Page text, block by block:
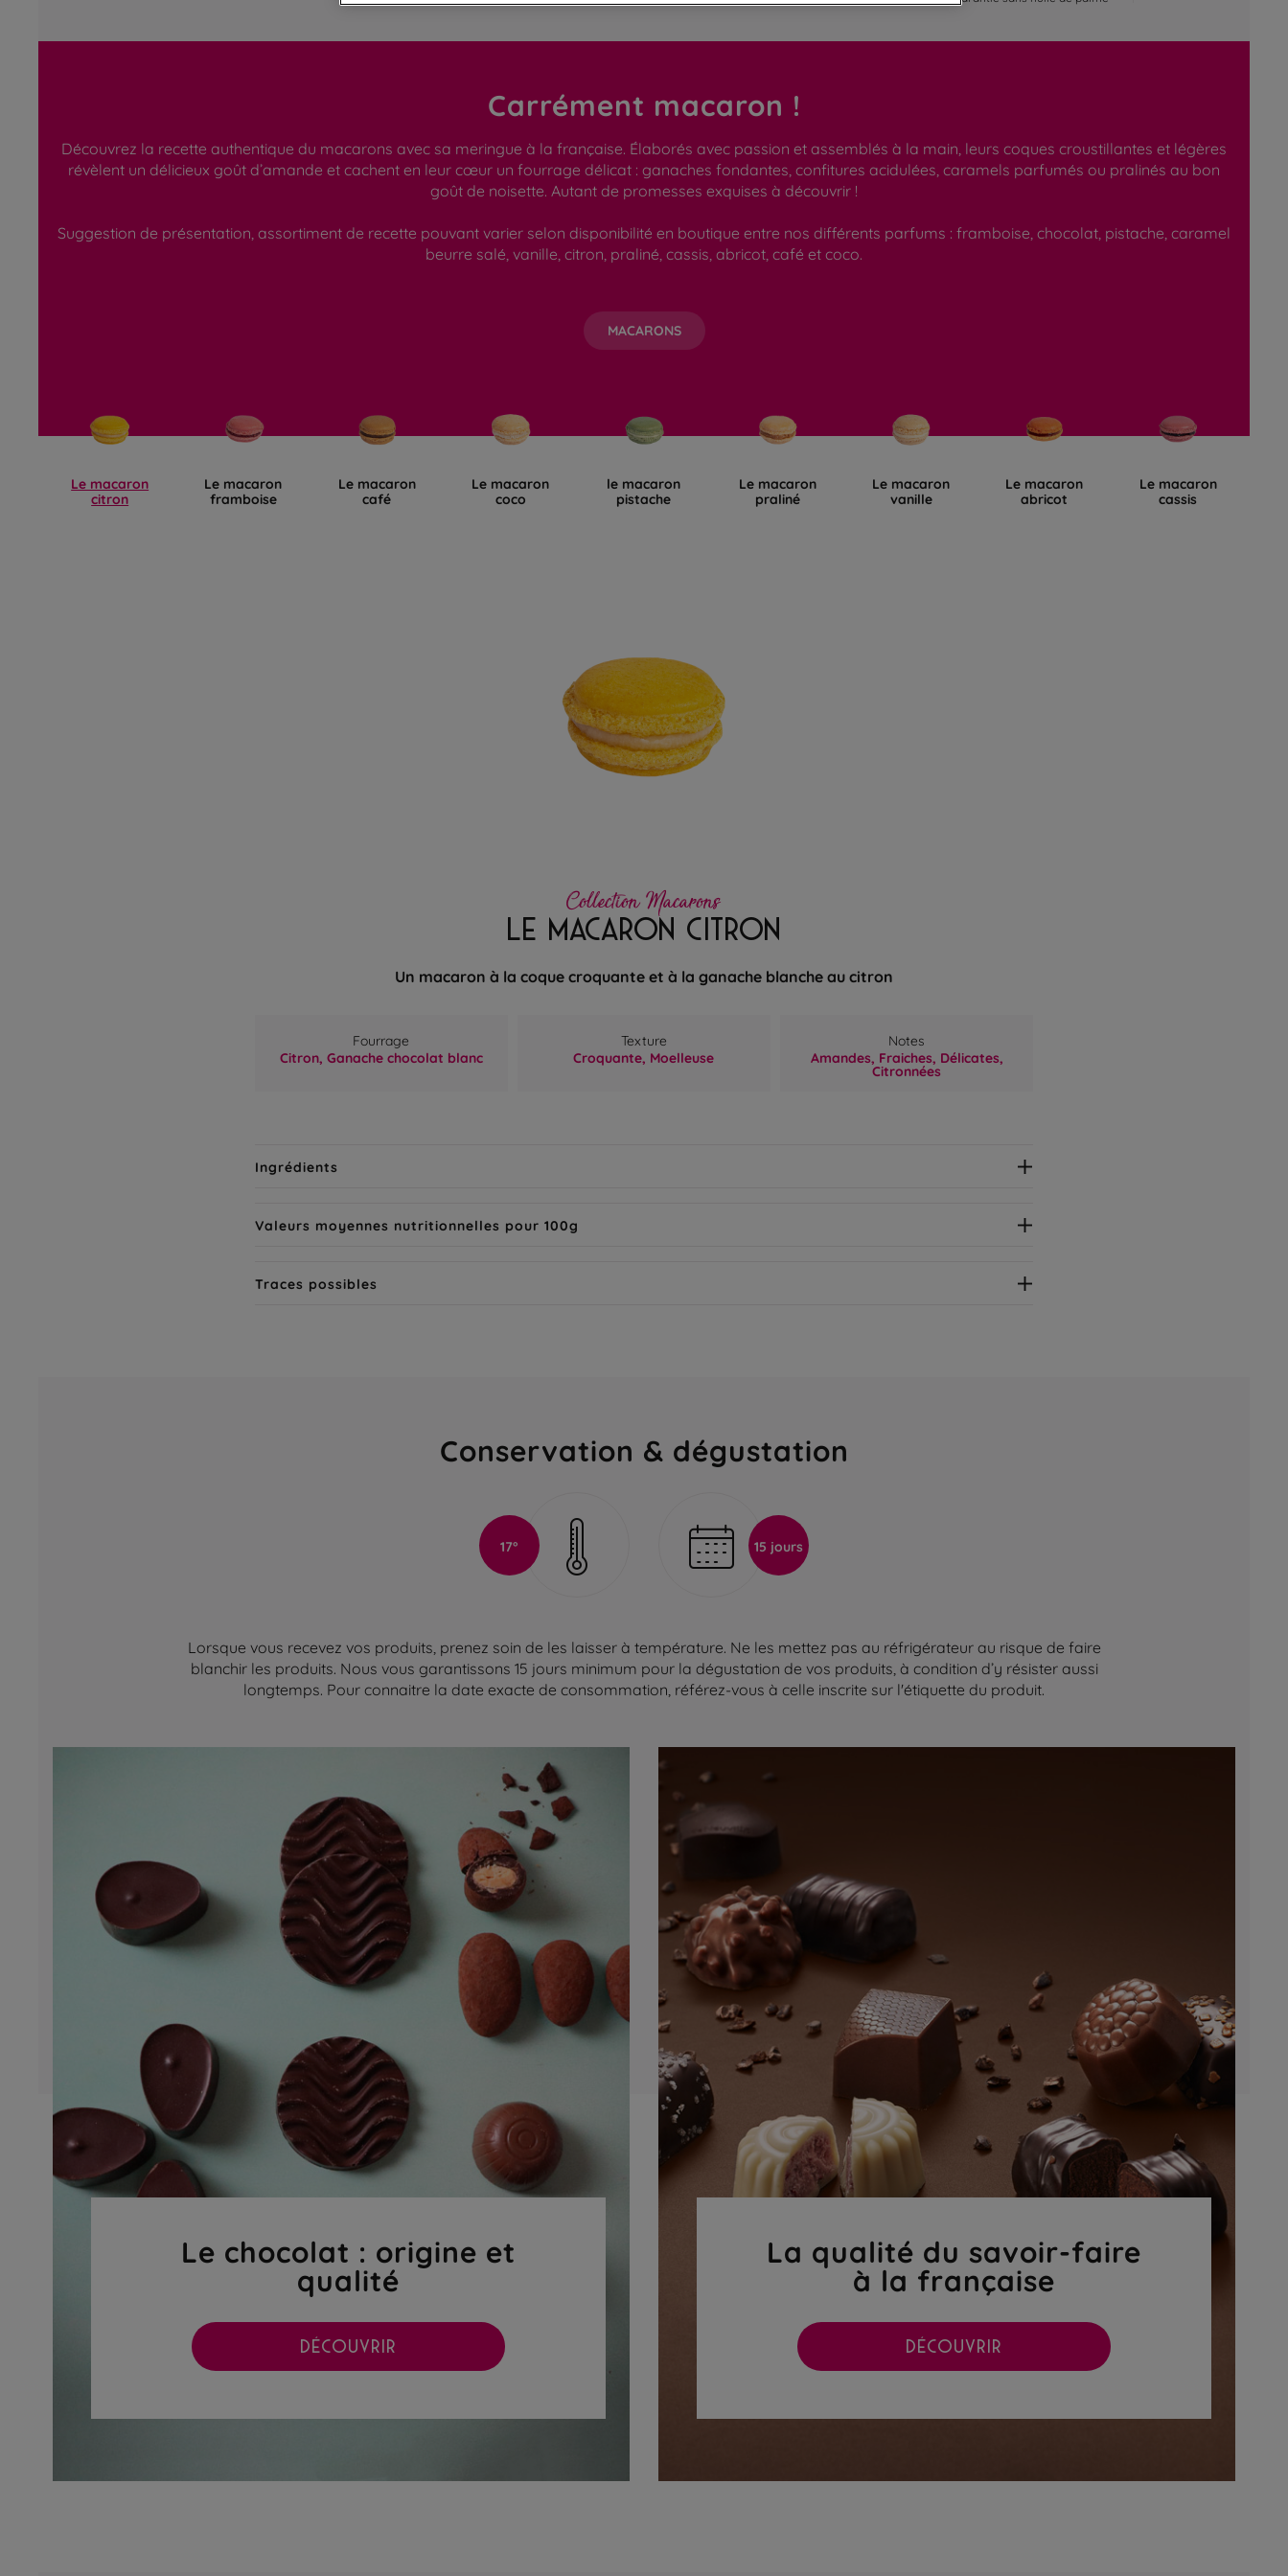
Carrément macaron !
Découvrez la recette authentique du macarons avec sa meringue à la française. Élaborés avec passion et assemblés à la main, leurs coques croustillantes et légères
révèlent un délicieux goût d’amande et cachent en leur cœur un fourrage délicat : ganaches fondantes, confitures acidulées, caramels parfumés ou pralinés au bon
goût de noisette. Autant de promesses exquises à découvrir !
Suggestion de présentation, assortiment de recette pouvant varier selon disponibilité en boutique entre nos différents parfums : framboise, chocolat, pistache, caramel
beurre salé, vanille, citron, praliné, cassis, abricot, café et coco.
MACARONS
Le macaron
citron
Le macaron
framboise
Le macaron
café
Le macaron
coco
le macaron
pistache
Le macaron
praliné
Le macaron
vanille
Le macaron
abricot
Le macaron
cassis
Collection Macarons
LE MACARON CITRON
Un macaron à la coque croquante et à la ganache blanche au citron
Fourrage
Citron, Ganache chocolat blanc
Texture
Croquante, Moelleuse
Notes
Amandes, Fraiches, Délicates,
Citronnées
Ingrédients
Valeurs moyennes nutritionnelles pour 100g
Traces possibles
Conservation & dégustation
17° 15 jours
Lorsque vous recevez vos produits, prenez soin de les laisser à température. Ne les mettez pas au réfrigérateur au risque de faire
blanchir les produits. Nous vous garantissons 15 jours minimum pour la dégustation de vos produits, à condition d’y résister aussi
longtemps. Pour connaitre la date exacte de consommation, référez-vous à celle inscrite sur l'étiquette du produit.
Le chocolat : origine et
qualité
DÉCOUVRIR
La qualité du savoir-faire
à la française
DÉCOUVRIR